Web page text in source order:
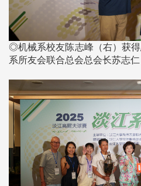
◎机械系校友陈志峰（右）获
系所友会联合总会总会长苏志